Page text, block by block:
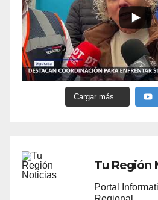
Cargar más...
Tu Región
Portal